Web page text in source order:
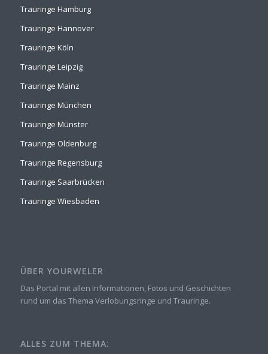
Trauringe Hamburg
Trauringe Hannover
Trauringe Köln
Trauringe Leipzig
Trauringe Mainz
Trauringe München
Trauringe Münster
Trauringe Oldenburg
Trauringe Regensburg
Trauringe Saarbrücken
Trauringe Wiesbaden
ÜBER YOURWELER
Das Portal mit allen Informationen, Fotos und Geschichten
rund um das Thema Verlobungsringe und Trauringe.
ALLES ZUM THEMA: